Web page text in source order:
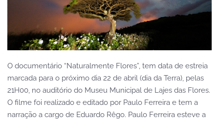
O documentário “Naturalmente Flores”, tem data de estreia
marcada para o próximo dia 22 de abril (dia da Terra), pelas
21H00, no auditório do Museu Municipal de Lajes das Flores.
O filme foi realizado e editado por Paulo Ferreira e tem a
narração a cargo de Eduardo Rêgo. Paulo Ferreira esteve a